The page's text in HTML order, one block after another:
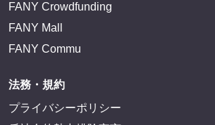
FANY Crowdfunding
FANY Mall
FANY Commu
法務・規約
プライバシーポリシー